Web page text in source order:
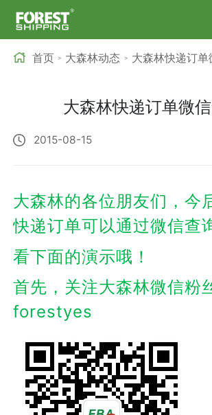
首页 > 大森林动态 > 大森林快递订单
大森林快递订单微
2015-08-15
大森林的各位朋友们，今
快递订单可以通过微信查
看下面的演示哦！
首先，关注大森林微信粉
forestyes